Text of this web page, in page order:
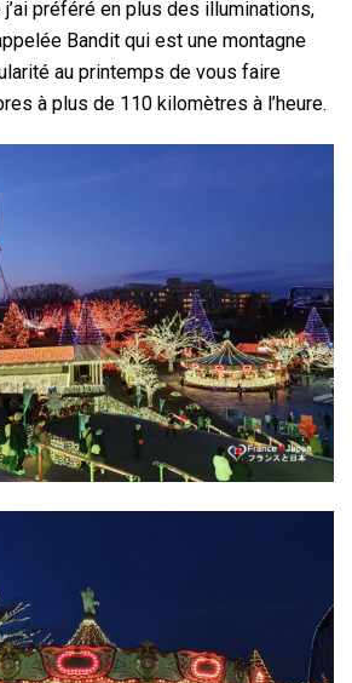
j’ai préféré en plus des illuminations,
Bandit qui est une montagne
au printemps de vous faire
à plus de 110 kilomètres à l’heure.